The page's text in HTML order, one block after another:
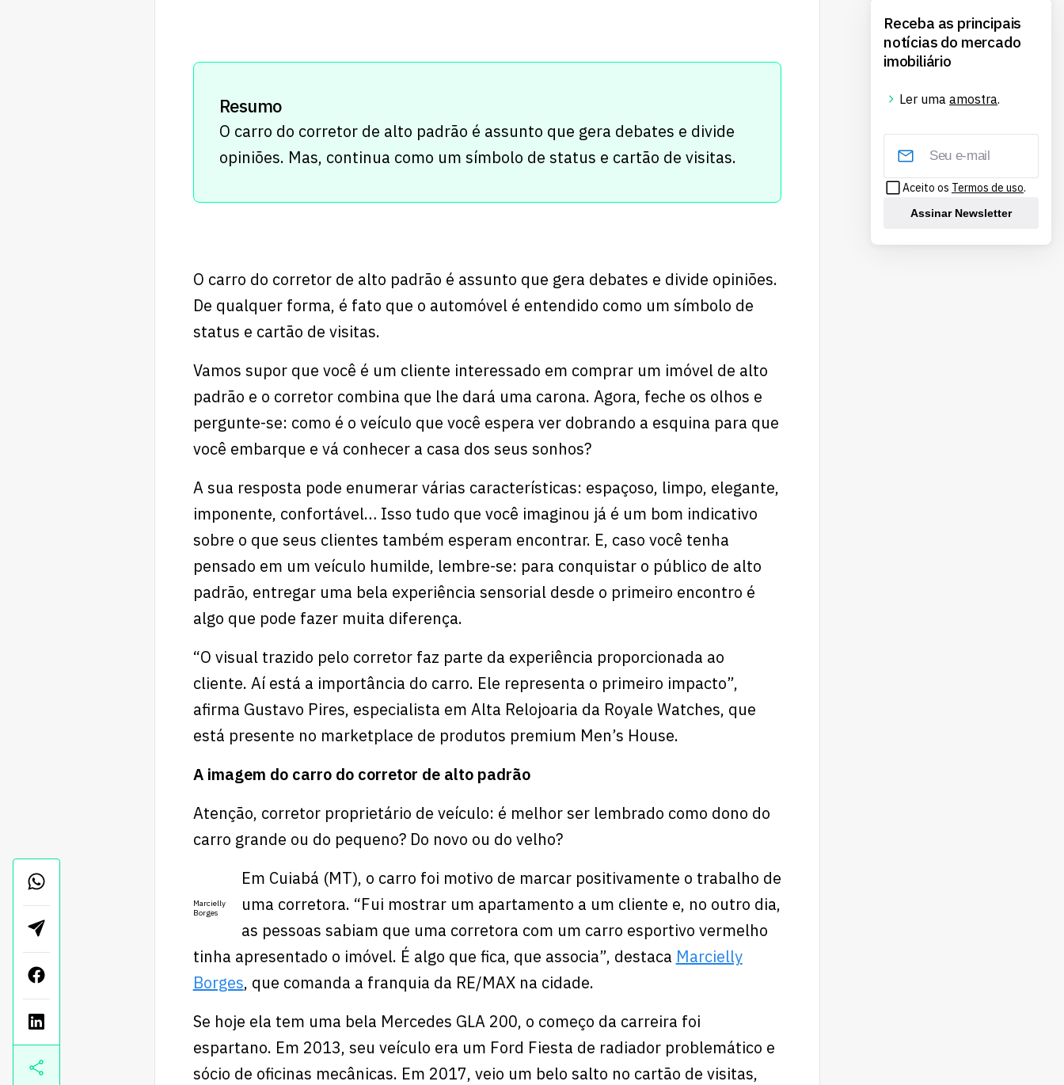
Resumo
O carro do corretor de alto padrão é assunto que gera debates e divide
opiniões. Mas, continua como um símbolo de status e cartão de visitas.
O carro do corretor de alto padrão é assunto que gera debates e divide opiniões.
De qualquer forma, é fato que o automóvel é entendido como um símbolo de
status e cartão de visitas.
Vamos supor que você é um cliente interessado em comprar um imóvel de alto
padrão e o corretor combina que lhe dará uma carona. Agora, feche os olhos e
pergunte-se: como é o veículo que você espera ver dobrando a esquina para que
você embarque e vá conhecer a casa dos seus sonhos?
A sua resposta pode enumerar várias características: espaçoso, limpo, elegante,
imponente, confortável… Isso tudo que você imaginou já é um bom indicativo
sobre o que seus clientes também esperam encontrar. E, caso você tenha
pensado em um veículo humilde, lembre-se: para conquistar o público de alto
padrão, entregar uma bela experiência sensorial desde o primeiro encontro é
algo que pode fazer muita diferença.
“O visual trazido pelo corretor faz parte da experiência proporcionada ao
cliente. Aí está a importância do carro. Ele representa o primeiro impacto”,
afirma Gustavo Pires, especialista em Alta Relojoaria da Royale Watches, que
está presente no marketplace de produtos premium Men’s House.
A imagem do carro do corretor de alto padrão
Atenção, corretor proprietário de veículo: é melhor ser lembrado como dono do
carro grande ou do pequeno? Do novo ou do velho?
Marcielly
Borges
Em Cuiabá (MT), o carro foi motivo de marcar positivamente o trabalho de
uma corretora. “Fui mostrar um apartamento a um cliente e, no outro dia,
as pessoas sabiam que uma corretora com um carro esportivo vermelho
tinha apresentado o imóvel. É algo que fica, que associa”, destaca Marcielly
Borges, que comanda a franquia da RE/MAX na cidade.
Se hoje ela tem uma bela Mercedes GLA 200, o começo da carreira foi
espartano. Em 2013, seu veículo era um Ford Fiesta de radiador problemático e
sócio de oficinas mecânicas. Em 2017, veio um belo salto no cartão de visitas,
Receba as principais
notícias do mercado
imobiliário
Ler uma amostra.
Aceito os Termos de uso.
Assinar Newsletter